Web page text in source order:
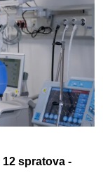
spratova -